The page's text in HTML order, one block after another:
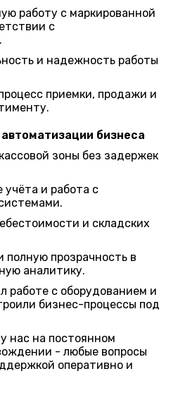
работу с маркированной
с
и надежность работы
приемки, продажи и
бизнеса
зоны без задержек
учёта и работа с
и складских
полную прозрачность в
аналитику.
работе с оборудованием и
бизнес-процессы под
нас на постоянном
- любые вопросы
оперативно и